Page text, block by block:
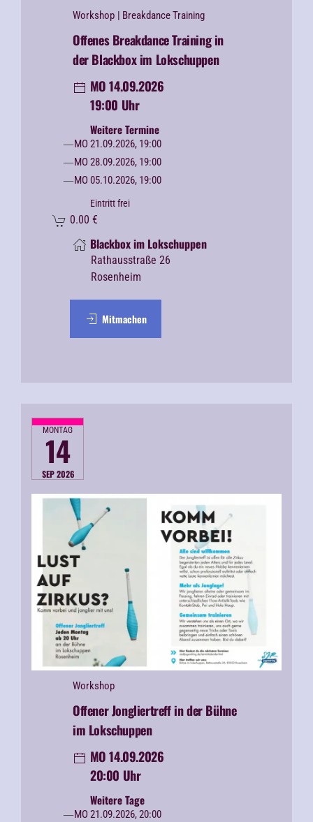
Workshop | Breakdance Training
Offenes Breakdance Training in
der Blackbox im Lokschuppen
MO 14.09.2026
19:00 Uhr
Weitere Termine
MO 21.09.2026, 19:00
MO 28.09.2026, 19:00
MO 05.10.2026, 19:00
Eintritt frei
0.00 €
Blackbox im Lokschuppen
Rathausstraße 26
Rosenheim
Mitmachen
MONTAG
14
SEP 2026
Workshop
Offener Jongliertreff in der Bühne
im Lokschuppen
MO 14.09.2026
20:00 Uhr
Weitere Tage
MO 21.09.2026, 20:00